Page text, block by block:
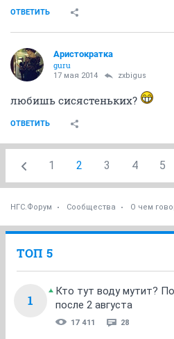
ОТВЕТИТЬ
Аристократка
guru
17 мая 2014 zxbigus
любишь сисястеньких?
ОТВЕТИТЬ
1 2 3 4 5
НГС.Форум Сообщества О чем
ТОП 5
1
Кто тут воду мутит?
после 2 августа
17 411 28